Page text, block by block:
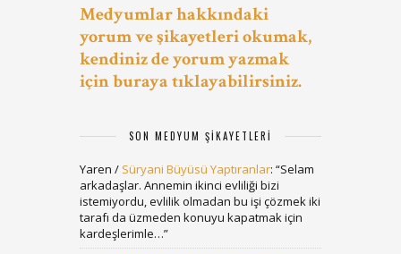
Medyumlar hakkındaki
yorum ve şikayetleri okumak,
kendiniz de yorum yazmak
için buraya tıklayabilirsiniz.
SON MEDYUM ŞIKAYETLERI
Yaren / Süryani Büyüsü Yaptıranlar: “Selam
arkadaşlar. Annemin ikinci evliliği bizi
istemiyordu, evlilik olmadan bu işi çözmek iki
tarafı da üzmeden konuyu kapatmak için
kardeşlerimle…”